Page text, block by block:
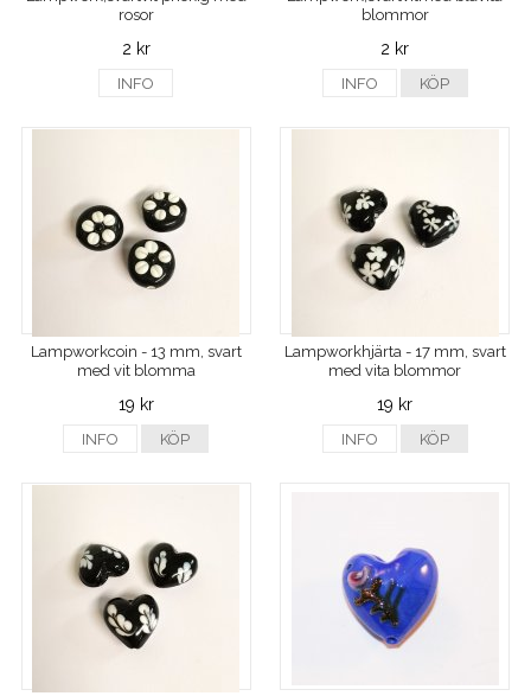
rosor
2 kr
INFO
blommor
2 kr
INFO KÖP
Lampworkcoin - 13 mm, svart
med vit blomma
19 kr
INFO KÖP
Lampworkhjärta - 17 mm, svart
med vita blommor
19 kr
INFO KÖP